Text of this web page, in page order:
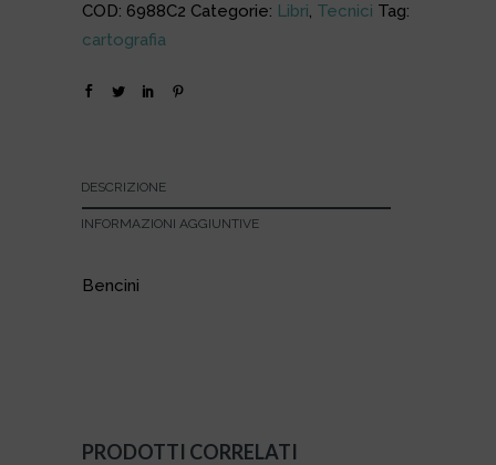
COD: 6988C2 Categorie: Libri, Tecnici Tag:
cartografia
DESCRIZIONE
INFORMAZIONI AGGIUNTIVE
Bencini
PRODOTTI CORRELATI